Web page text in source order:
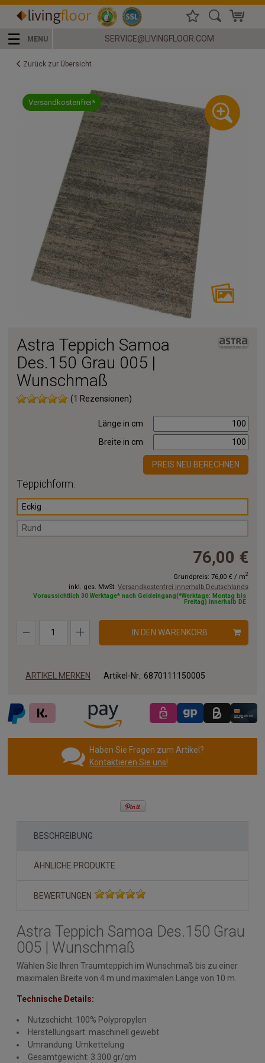
☰ MENU SERVICE@LIVINGFLOOR.COM
Zurück zur Übersicht
Versandkostenfrei*
Astra Teppich Samoa
Des.150 Grau 005 |
Wunschmaß
(1 Rezensionen)
Länge in cm
Breite in cm
PREIS NEU BERECHNEN
Teppichform:
Eckig
Rund
76,00 €
Grundpreis: 76,00 € / m2
inkl. ges. MwSt. Versandkostenfrei innerhalb Deutschlands
Voraussichtlich 30 Werktage* nach Geldeingang(*Werktage: Montag bis
Freitag) innerhalb DE
IN DEN WARENKORB
ARTIKEL MERKEN Artikel-Nr.: 6870111150005
Haben Sie Fragen zum Artikel?
Kontaktieren Sie uns!
BESCHREIBUNG
ÄHNLICHE PRODUKTE
BEWERTUNGEN
Astra Teppich Samoa Des.150 Grau
005 | Wunschmaß
Wählen Sie Ihren Traumteppich im Wunschmaß bis zu einer
maximalen Breite von 4 m und maximalen Länge von 10 m.
Technische Details:
Nutzschicht: 100% Polypropylen
Herstellungsart: maschinell gewebt
Umrandung: Umkettelung
Gesamtgewicht: 3.300 gr/qm